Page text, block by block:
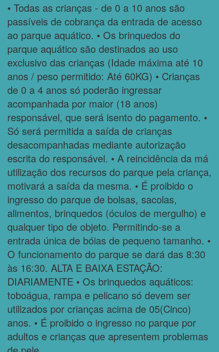
• Todas as crianças - de 0 a 10 anos são
passíveis de cobrança da entrada de acesso
ao parque aquático. • Os brinquedos do
parque aquático são destinados ao uso
exclusivo das crianças (Idade máxima até 10
anos / peso permitido: Até 60KG) • Crianças
de 0 a 4 anos só poderão ingressar
acompanhada por maior (18 anos)
responsável, que será isento do pagamento. •
Só será permitida a saída de crianças
desacompanhadas mediante autorização
escrita do responsável. • A reincidência da má
utilização dos recursos do parque pela criança,
motivará a saída da mesma. • É proibido o
ingresso do parque de bolsas, sacolas,
alimentos, brinquedos (óculos de mergulho) e
qualquer tipo de objeto. Permitindo-se a
entrada única de bóias de pequeno tamanho. •
O funcionamento do parque se dará das 8:30
às 16:30. ALTA E BAIXA ESTAÇÃO:
DIARIAMENTE • Os brinquedos aquáticos:
toboágua, rampa e pelicano só devem ser
utilizados por crianças acima de 05(Cinco)
anos. • É proibido o ingresso no parque por
adultos e crianças que apresentem problemas